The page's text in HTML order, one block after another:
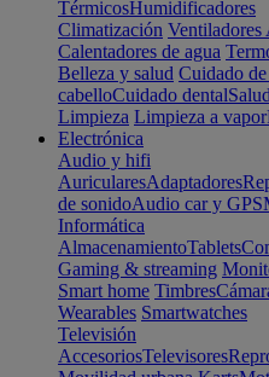
TérmicosHumidificadores
Climatización Ventiladores
Calentadores de agua
Belleza y salud Cuidado
cabelloCuidado dental
Limpieza Limpieza a vapor
Electrónica
Audio y hifi
AuricularesAdaptadores
de sonidoAudio car y GPS
Informática
AlmacenamientoTablets
Gaming & streaming
Smart home Timbres
Wearables Smartwatches
Televisión
AccesoriosTelevisores